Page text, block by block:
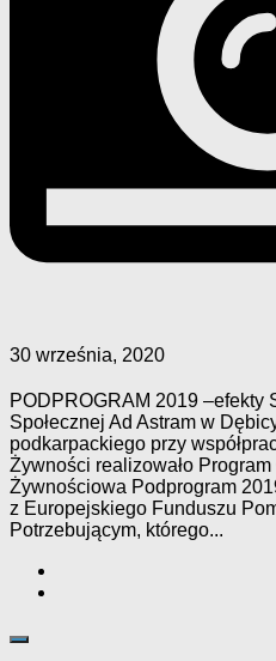
30 września, 2020
PODPROGRAM 2019 –efekty
Społecznej Ad Astram w
podkarpackiego przy
Żywności realizowało
Żywnościowa Podprogram
z Europejskiego Funduszu
Potrzebującym, którego...